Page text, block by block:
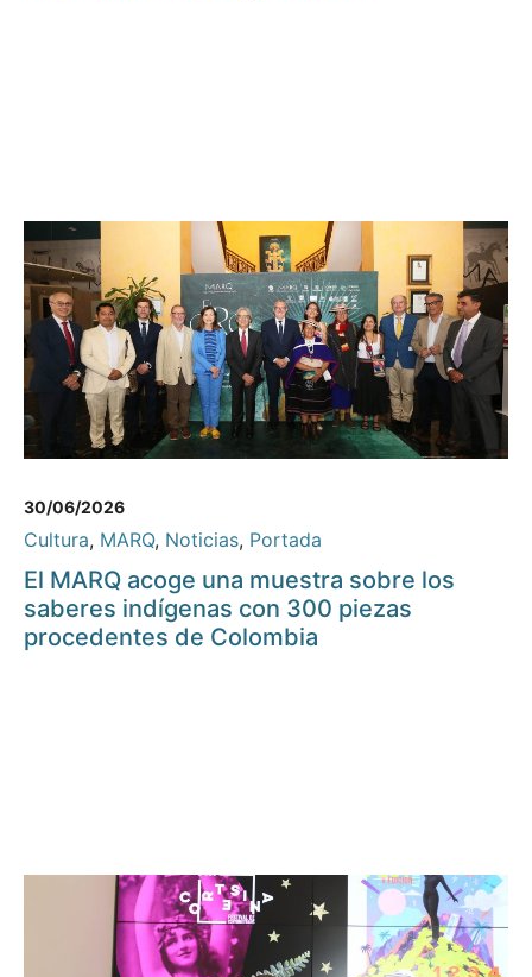
30/06/2026
Cultura, MARQ, Noticias, Portada
El MARQ acoge una muestra sobre los
saberes indígenas con 300 piezas
procedentes de Colombia